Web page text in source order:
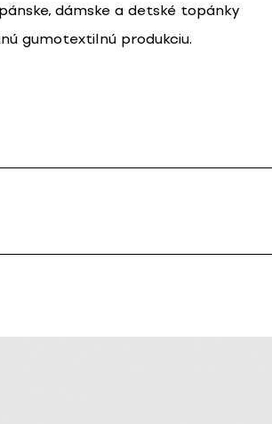
dámske a detské topánky
gumotextilnú produkciu.